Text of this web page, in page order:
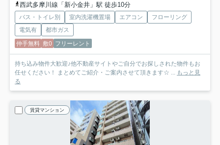
西武多摩川線「新小金井」駅 徒歩10分
バス・トイレ別 室内洗濯機置場 エアコン
フローリング
電気有
都市ガス
仲手無料 敷0 フリーレント
持ち込み物件大歓迎♪他不動産サイトやご自分でお探しされた物件もお
任せください！ まとめてご紹介・ご案内させて頂きます☆ ...
もっと見
る
賃貸マンション